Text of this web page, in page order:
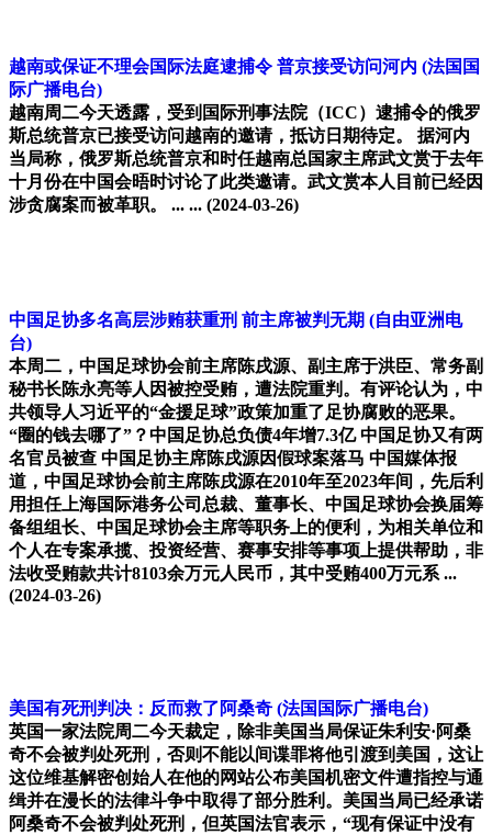
越南或保证不理会国际法庭逮捕令 普京接受访问河内 (法国国
际广播电台)
越南周二今天透露，受到国际刑事法院（ICC）逮捕令的俄罗
斯总统普京已接受访问越南的邀请，抵访日期待定。 据河内
当局称，俄罗斯总统普京和时任越南总国家主席武文赏于去年
十月份在中国会晤时讨论了此类邀请。武文赏本人目前已经因
涉贪腐案而被革职。 ... ... (2024-03-26)
中国足协多名高层涉贿获重刑 前主席被判无期 (自由亚洲电
台)
本周二，中国足球协会前主席陈戌源、副主席于洪臣、常务副
秘书长陈永亮等人因被控受贿，遭法院重判。有评论认为，中
共领导人习近平的“金援足球”政策加重了足协腐败的恶果。
“圈的钱去哪了”？中国足协总负债4年增7.3亿 中国足协又有两
名官员被查 中国足协主席陈戌源因假球案落马 中国媒体报
道，中国足球协会前主席陈戌源在2010年至2023年间，先后利
用担任上海国际港务公司总裁、董事长、中国足球协会换届筹
备组组长、中国足球协会主席等职务上的便利，为相关单位和
个人在专案承揽、投资经营、赛事安排等事项上提供帮助，非
法收受贿款共计8103余万元人民币，其中受贿400万元系 ...
(2024-03-26)
美国有死刑判决：反而救了阿桑奇 (法国国际广播电台)
英国一家法院周二今天裁定，除非美国当局保证朱利安·阿桑
奇不会被判处死刑，否则不能以间谍罪将他引渡到美国，这让
这位维基解密创始人在他的网站公布美国机密文件遭指控与通
缉并在漫长的法律斗争中取得了部分胜利。美国当局已经承诺
阿桑奇不会被判处死刑，但英国法官表示，“现有保证中没有